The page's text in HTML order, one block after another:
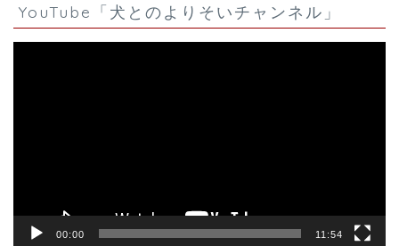
YouTube「犬とのよりそいチャンネル」
00:00 11:54